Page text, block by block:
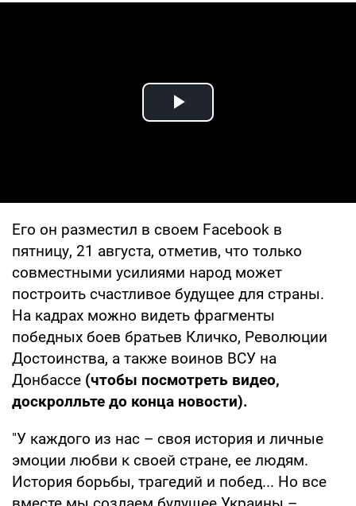
Play Video
Его он разместил в своем Facebook в
пятницу, 21 августа, отметив, что только
совместными усилиями народ может
построить счастливое будущее для страны.
На кадрах можно видеть фрагменты
победных боев братьев Кличко, Революции
Достоинства, а также воинов ВСУ на
Донбассе (чтобы посмотреть видео,
доскролльте до конца новости).
"У каждого из нас – своя история и личные
эмоции любви к своей стране, ее людям.
История борьбы, трагедий и побед... Но все